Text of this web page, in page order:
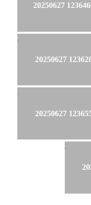
20250627
20250627
20250627